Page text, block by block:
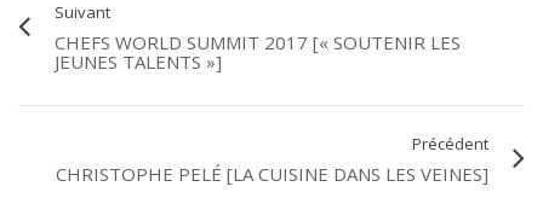
Suivant
CHEFS WORLD SUMMIT 2017 [« SOUTENIR LES
JEUNES TALENTS »]
Précédent
CHRISTOPHE PELÉ [LA CUISINE DANS LES VEINES]